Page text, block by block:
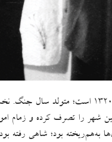
.
شهر را تصرف کرده و زمام
به‌هم‌ریخته بود؛ شاهی رفته